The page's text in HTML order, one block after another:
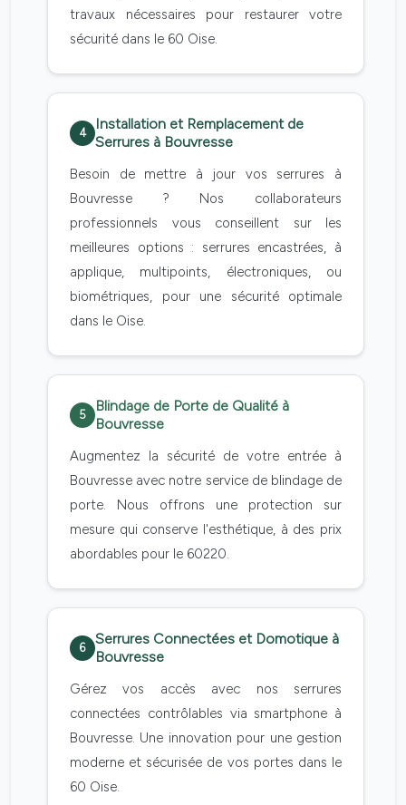
travaux nécessaires pour restaurer votre
sécurité dans le 60 Oise.
4
Installation et Remplacement de
Serrures à Bouvresse
Besoin de mettre à jour vos serrures à
Bouvresse ? Nos collaborateurs
professionnels vous conseillent sur les
meilleures options : serrures encastrées, à
applique, multipoints, électroniques, ou
biométriques, pour une sécurité optimale
dans le Oise.
5
Blindage de Porte de Qualité à
Bouvresse
Augmentez la sécurité de votre entrée à
Bouvresse avec notre service de blindage de
porte. Nous offrons une protection sur
mesure qui conserve l'esthétique, à des prix
abordables pour le 60220.
6
Serrures Connectées et Domotique à
Bouvresse
Gérez vos accès avec nos serrures
connectées contrôlables via smartphone à
Bouvresse. Une innovation pour une gestion
moderne et sécurisée de vos portes dans le
60 Oise.